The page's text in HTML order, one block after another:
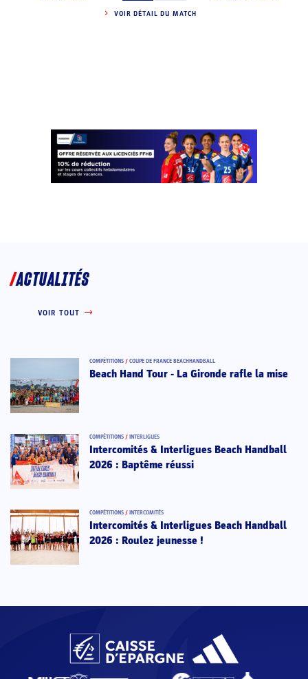
VOIR DÉTAIL DU MATCH
ACTUALITÉS
VOIR TOUT
COMPÉTITIONS / COUPE DE FRANCE BEACHHANDBALL
Beach Hand Tour - La Gironde rafle la mise
COMPÉTITIONS / INTERLIGUES
Intercomités & Interligues Beach Handball
2026 : Baptême réussi
COMPÉTITIONS / INTERCOMITÉS
Intercomités & Interligues Beach Handball
2026 : Roulez jeunesse !